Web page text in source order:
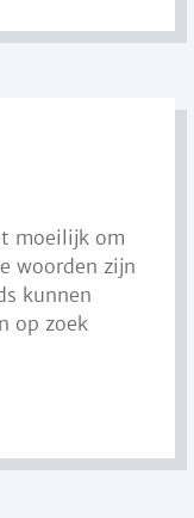
moeilijk om
woorden zijn
kunnen
op zoek